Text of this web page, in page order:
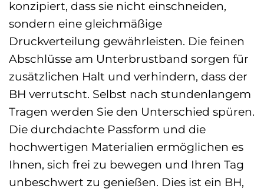
konzipiert, dass sie nicht einschneiden,
sondern eine gleichmäßige
Druckverteilung gewährleisten. Die feinen
Abschlüsse am Unterbrustband sorgen für
zusätzlichen Halt und verhindern, dass der
BH verrutscht. Selbst nach stundenlangem
Tragen werden Sie den Unterschied spüren.
Die durchdachte Passform und die
hochwertigen Materialien ermöglichen es
Ihnen, sich frei zu bewegen und Ihren Tag
unbeschwert zu genießen. Dies ist ein BH,